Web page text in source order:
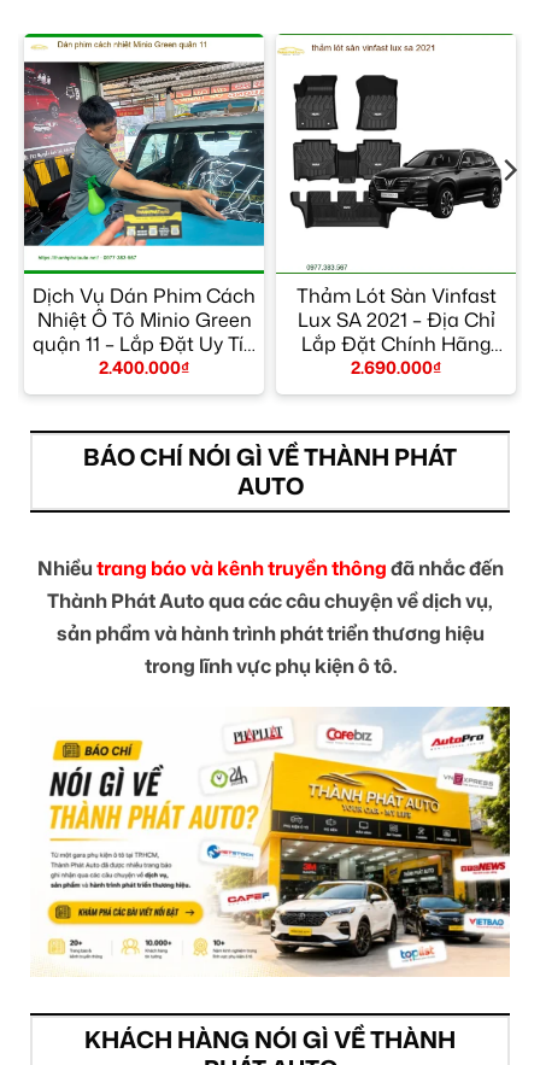
Dịch Vụ Dán Phim Cách
Nhiệt Ô Tô Minio Green
quận 11 – Lắp Đặt Uy Tín
TPHCM
2.400.000₫
Thảm Lót Sàn Vinfast
Lux SA 2021 – Địa Chỉ
Lắp Đặt Chính Hãng
TPHCM
2.690.000₫
BÁO CHÍ NÓI GÌ VỀ THÀNH PHÁT
AUTO
Nhiềutrang báo và kênh truyền thôngđã nhắc đến
Thành Phát Auto qua các câu chuyện về dịch vụ,
sản phẩm và hành trình phát triển thương hiệu
trong lĩnh vực phụ kiện ô tô.
KHÁCH HÀNG NÓI GÌ VỀ THÀNH